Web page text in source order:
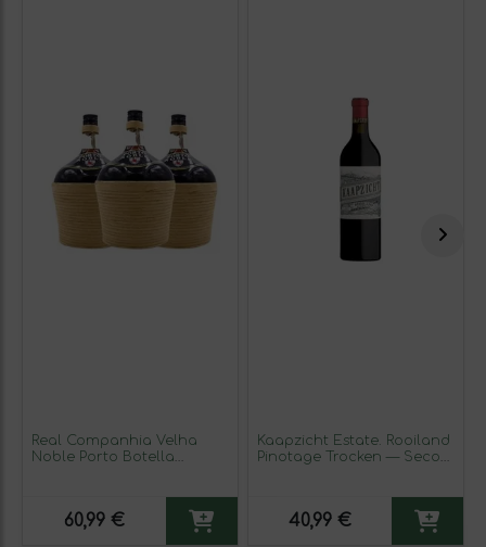
Real Companhia Velha
Noble Porto Botella
60,99 €
Kaapzicht Estate. Rooiland
Pinotage Trocken — Seco
40,99 €